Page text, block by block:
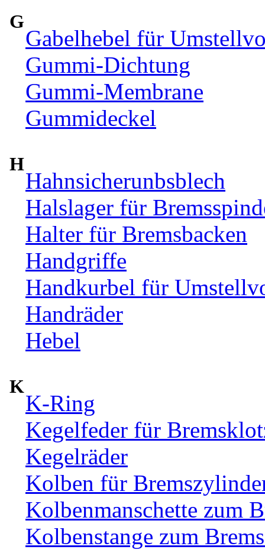
G
Gabelhebel für
Gummi-Dichtung
Gummi-Membrane
Gummideckel
H
Hahnsicherunbsblech
Halslager für
Halter für Bremsbacken
Handgriffe
Handkurbel für
Handräder
Hebel
K
K-Ring
Kegelfeder für
Kegelräder
Kolben für
Kolbenmanschette zum
Kolbenstange zum